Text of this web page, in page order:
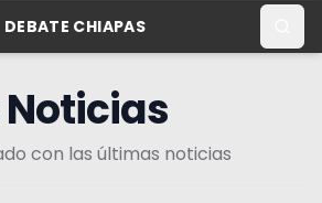
DEBATE CHIAPAS
con las últimas noticias